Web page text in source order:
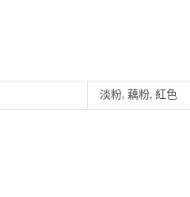
淡粉, 藕粉, 紅色